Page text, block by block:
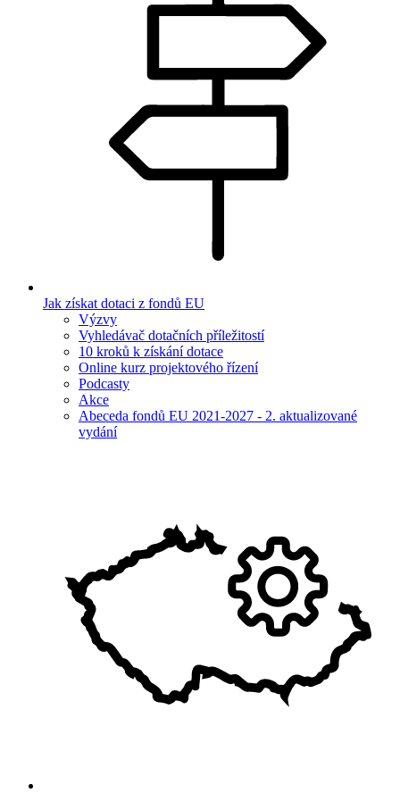
Jak získat dotaci z fondů EU
Výzvy
Vyhledávač dotačních příležitostí
10 kroků k získání dotace
Online kurz projektového řízení
Podcasty
Akce
Abeceda fondů EU 2021-2027 - 2. aktualizované
vydání